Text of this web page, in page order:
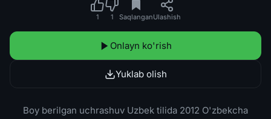
1 1 SaqlanganUlashish
Onlayn ko'rish
Yuklab olish
Boy berilgan uchrashuv Uzbek tilida 2012 O'zbekcha